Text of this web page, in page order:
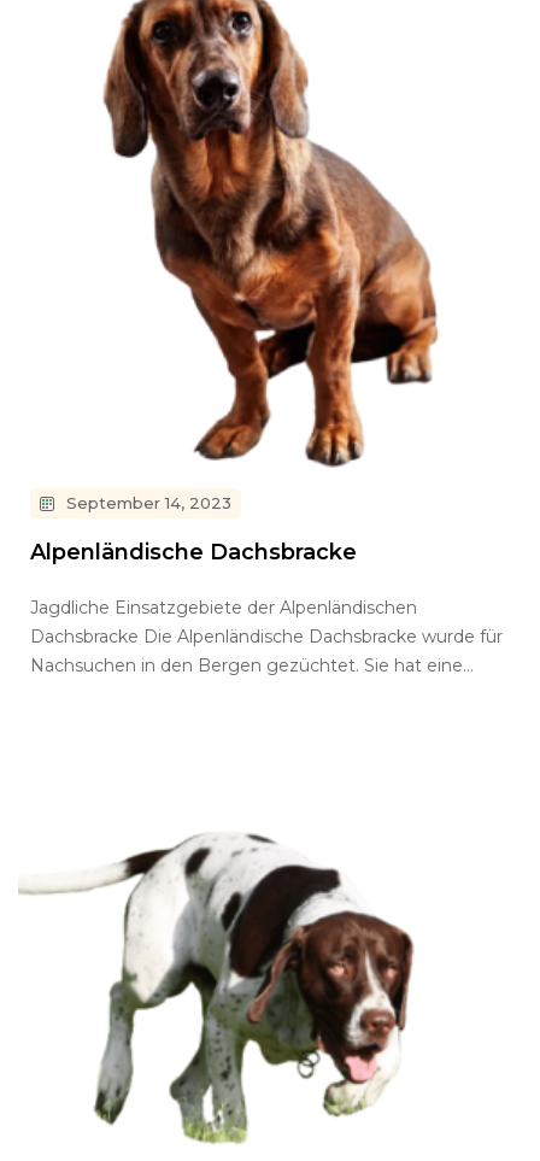
September 14, 2023
Alpenländische Dachsbracke
Jagdliche Einsatzgebiete der Alpenländischen
Dachsbracke Die Alpenländische Dachsbracke wurde für
Nachsuchen in den Bergen gezüchtet. Sie hat eine